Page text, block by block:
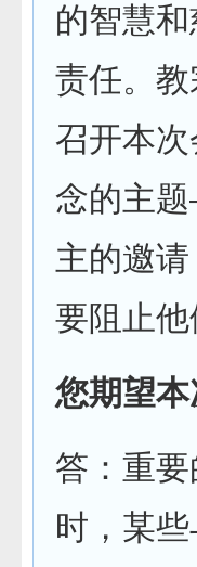
的智慧
责任。
召开本
念的主
主的邀
要阻止他
您期望
答：重
时，某